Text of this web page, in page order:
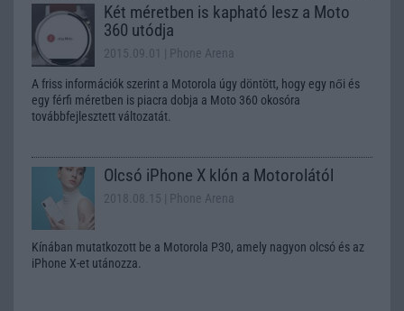
Két méretben is kapható lesz a Moto
360 utódja
2015.09.01 | Phone Arena
A friss információk szerint a Motorola úgy döntött, hogy egy női és
egy férfi méretben is piacra dobja a Moto 360 okosóra
továbbfejlesztett változatát.
Olcsó iPhone X klón a Motorolától
2018.08.15 | Phone Arena
Kínában mutatkozott be a Motorola P30, amely nagyon olcsó és az
iPhone X-et utánozza.